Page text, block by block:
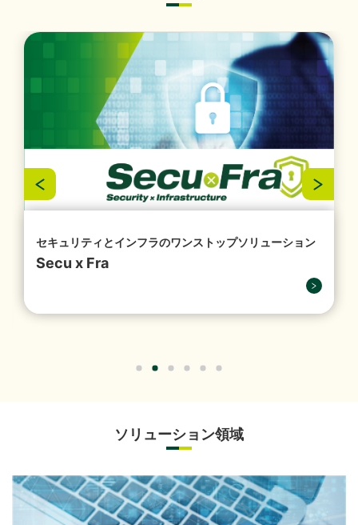
経営・財務
2027年３月期 第１四半期決算短信〔日本基準〕（連
（356KB）
2026年07月29日
『1,149件のAI活用アイデアが集結「生成AIプロンプト
コンテストを開催」』を掲載しました。
「授業料減免システム」を追加しました。
了に関するお知らせ
（88KB）
2026年07月08日 経営・財務
セキュリティとインフラのワンストップソリューション
Secu x Fra
ソリューション領域
採用情報
お問い合わせ